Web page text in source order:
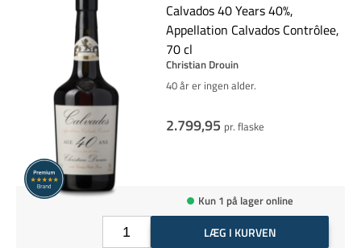
Calvados 40 Years 40%,
Appellation Calvados Contrôlee,
70 cl
Christian Drouin
40 år er ingen alder.
2.799,95 pr. flaske
Kun 1 på lager online
LÆG I KURVEN